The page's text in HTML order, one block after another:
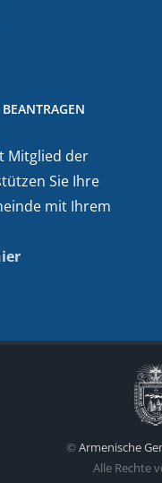
Mitglied der
Sie Ihre
mit Ihrem
© Armenische
Alle Rechte